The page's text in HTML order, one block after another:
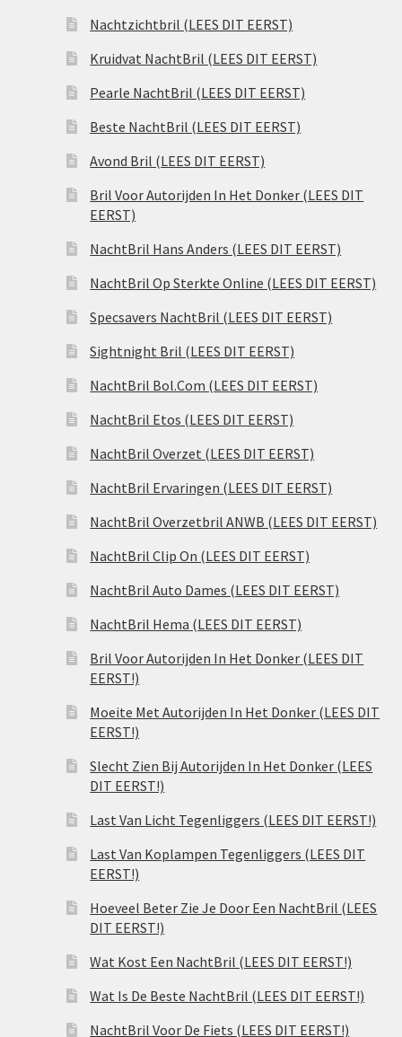
Nachtzichtbril (LEES DIT EERST)
Kruidvat NachtBril (LEES DIT EERST)
Pearle NachtBril (LEES DIT EERST)
Beste NachtBril (LEES DIT EERST)
Avond Bril (LEES DIT EERST)
Bril Voor Autorijden In Het Donker (LEES DIT
EERST)
NachtBril Hans Anders (LEES DIT EERST)
NachtBril Op Sterkte Online (LEES DIT EERST)
Specsavers NachtBril (LEES DIT EERST)
Sightnight Bril (LEES DIT EERST)
NachtBril Bol.Com (LEES DIT EERST)
NachtBril Etos (LEES DIT EERST)
NachtBril Overzet (LEES DIT EERST)
NachtBril Ervaringen (LEES DIT EERST)
NachtBril Overzetbril ANWB (LEES DIT EERST)
NachtBril Clip On (LEES DIT EERST)
NachtBril Auto Dames (LEES DIT EERST)
NachtBril Hema (LEES DIT EERST)
Bril Voor Autorijden In Het Donker (LEES DIT
EERST!)
Moeite Met Autorijden In Het Donker (LEES DIT
EERST!)
Slecht Zien Bij Autorijden In Het Donker (LEES
DIT EERST!)
Last Van Licht Tegenliggers (LEES DIT EERST!)
Last Van Koplampen Tegenliggers (LEES DIT
EERST!)
Hoeveel Beter Zie Je Door Een NachtBril (LEES
DIT EERST!)
Wat Kost Een NachtBril (LEES DIT EERST!)
Wat Is De Beste NachtBril (LEES DIT EERST!)
NachtBril Voor De Fiets (LEES DIT EERST!)